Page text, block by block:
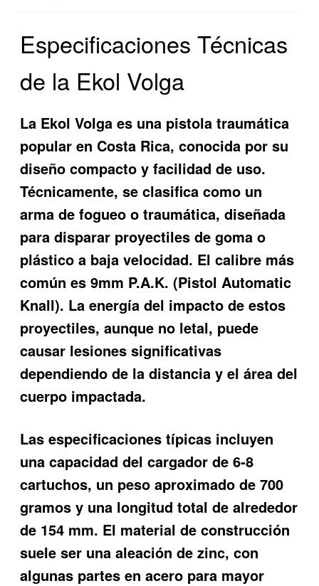
Especificaciones Técnicas
de la Ekol Volga
La Ekol Volga es una pistola traumática
popular en Costa Rica, conocida por su
diseño compacto y facilidad de uso.
Técnicamente, se clasifica como un
arma de fogueo o traumática, diseñada
para disparar proyectiles de goma o
plástico a baja velocidad. El calibre más
común es 9mm P.A.K. (Pistol Automatic
Knall). La energía del impacto de estos
proyectiles, aunque no letal, puede
causar lesiones significativas
dependiendo de la distancia y el área del
cuerpo impactada.
Las especificaciones típicas incluyen
una capacidad del cargador de 6-8
cartuchos, un peso aproximado de 700
gramos y una longitud total de alrededor
de 154 mm. El material de construcción
suele ser una aleación de zinc, con
algunas partes en acero para mayor